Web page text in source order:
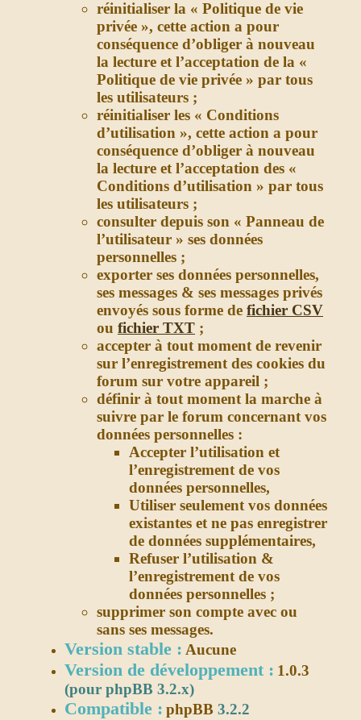
réinitialiser la « Politique de vie
privée », cette action a pour
conséquence d’obliger à nouveau
la lecture et l’acceptation de la «
Politique de vie privée » par tous
les utilisateurs ;
réinitialiser les « Conditions
d’utilisation », cette action a pour
conséquence d’obliger à nouveau
la lecture et l’acceptation des «
Conditions d’utilisation » par tous
les utilisateurs ;
consulter depuis son « Panneau de
l’utilisateur » ses données
personnelles ;
exporter ses données personnelles,
ses messages & ses messages privés
envoyés sous forme de fichier CSV
ou fichier TXT ;
accepter à tout moment de revenir
sur l’enregistrement des cookies du
forum sur votre appareil ;
définir à tout moment la marche à
suivre par le forum concernant vos
données personnelles :
Accepter l’utilisation et
l’enregistrement de vos
données personnelles,
Utiliser seulement vos données
existantes et ne pas enregistrer
de données supplémentaires,
Refuser l’utilisation &
l’enregistrement de vos
données personnelles ;
supprimer son compte avec ou
sans ses messages.
Version stable : Aucune
Version de développement : 1.0.3
(pour phpBB 3.2.x)
Compatible : phpBB 3.2.2